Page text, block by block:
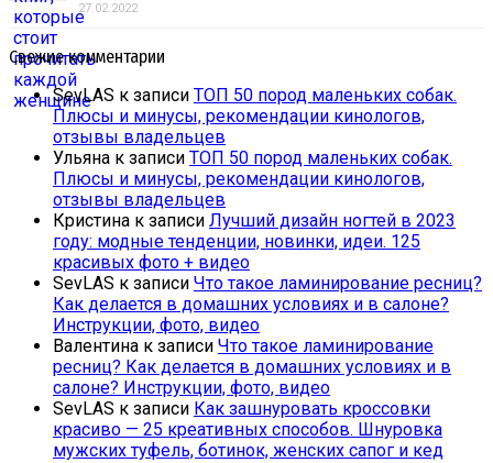
27.02.2022
Свежие комментарии
SevLAS к записи ТОП 50 пород маленьких собак.
Плюсы и минусы, рекомендации кинологов,
отзывы владельцев
Ульяна к записи ТОП 50 пород маленьких собак.
Плюсы и минусы, рекомендации кинологов,
отзывы владельцев
Кристина к записи Лучший дизайн ногтей в 2023
году: модные тенденции, новинки, идеи. 125
красивых фото + видео
SevLAS к записи Что такое ламинирование ресниц?
Как делается в домашних условиях и в салоне?
Инструкции, фото, видео
Валентина к записи Что такое ламинирование
ресниц? Как делается в домашних условиях и в
салоне? Инструкции, фото, видео
SevLAS к записи Как зашнуровать кроссовки
красиво — 25 креативных способов. Шнуровка
мужских туфель, ботинок, женских сапог и кед